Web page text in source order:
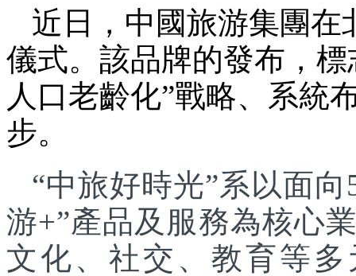
近日，中國旅游集團在
儀式。該品牌的發布，
人口老齡化”戰略、系統
步。
“中旅好時光”系以面
游+”產品及服務為核心
文化、社交、教育等